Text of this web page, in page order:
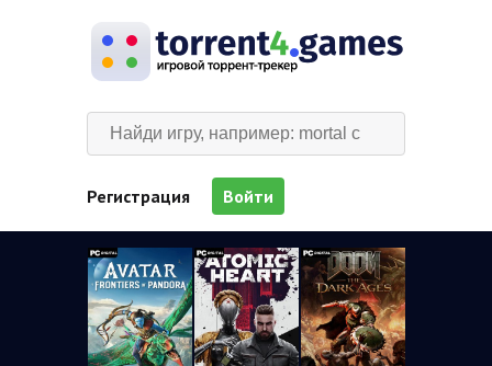
Регистрация Войти